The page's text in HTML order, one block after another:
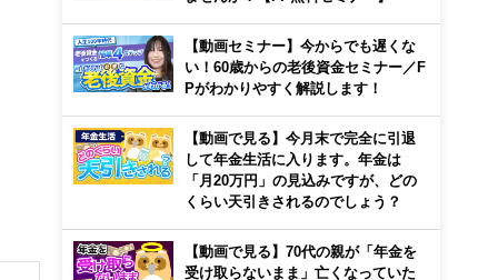
【動画セミナー】今からでも遅くな
い！60歳からの老後資金セミナー／F
Pがわかりやすく解説します！
【動画で見る】今月末で完全に引退
して年金生活に入ります。年金は
「月20万円」の見込みですが、どの
くらい天引きされるのでしょう？
【動画で見る】70代の親が「年金を
受け取らないまま」亡くなっていた